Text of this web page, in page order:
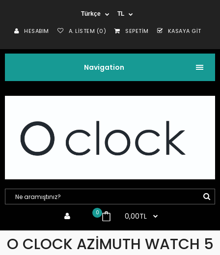
Türkçe TL
HESABIM A. LISTEM (0) SEPETIM KASAYA GIT
Navigation
0 0,00TL
O CLOCK AZIMUTH WATCH 5